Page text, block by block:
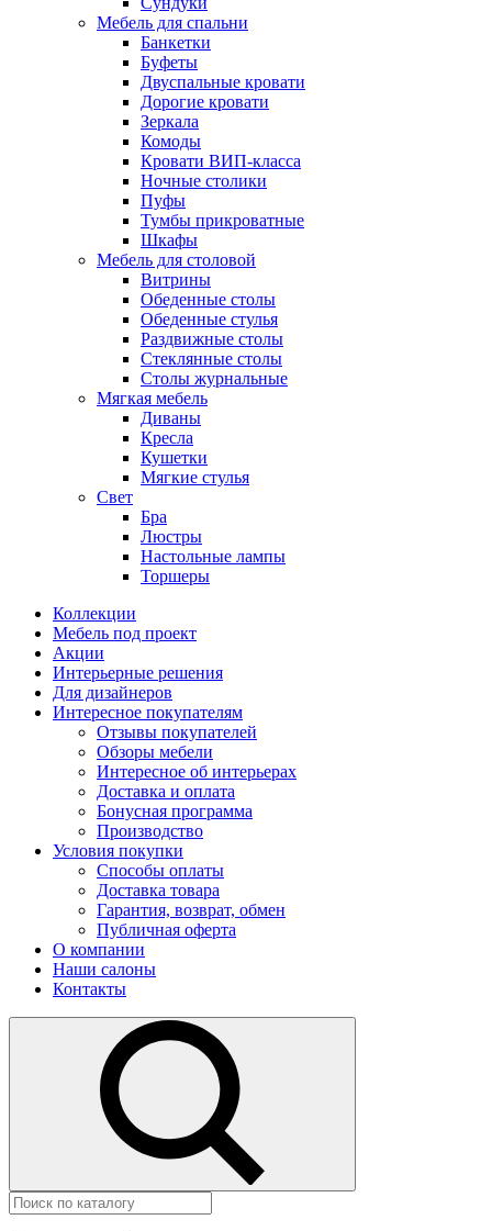
Мебель для спальни
Банкетки
Буфеты
Двуспальные кровати
Дорогие кровати
Зеркала
Комоды
Кровати ВИП-класса
Ночные столики
Пуфы
Тумбы прикроватные
Шкафы
Мебель для столовой
Витрины
Обеденные столы
Обеденные стулья
Раздвижные столы
Стеклянные столы
Столы журнальные
Мягкая мебель
Диваны
Кресла
Кушетки
Мягкие стулья
Свет
Бра
Люстры
Настольные лампы
Торшеры
Коллекции
Мебель под проект
Акции
Интерьерные решения
Для дизайнеров
Интересное покупателям
Отзывы покупателей
Обзоры мебели
Интересное об интерьерах
Доставка и оплата
Бонусная программа
Производство
Условия покупки
Способы оплаты
Доставка товара
Гарантия, возврат, обмен
Публичная оферта
О компании
Наши салоны
Контакты